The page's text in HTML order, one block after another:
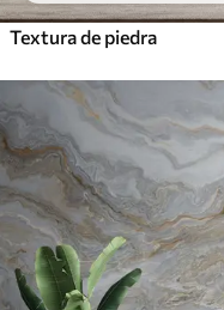
Textura de piedra